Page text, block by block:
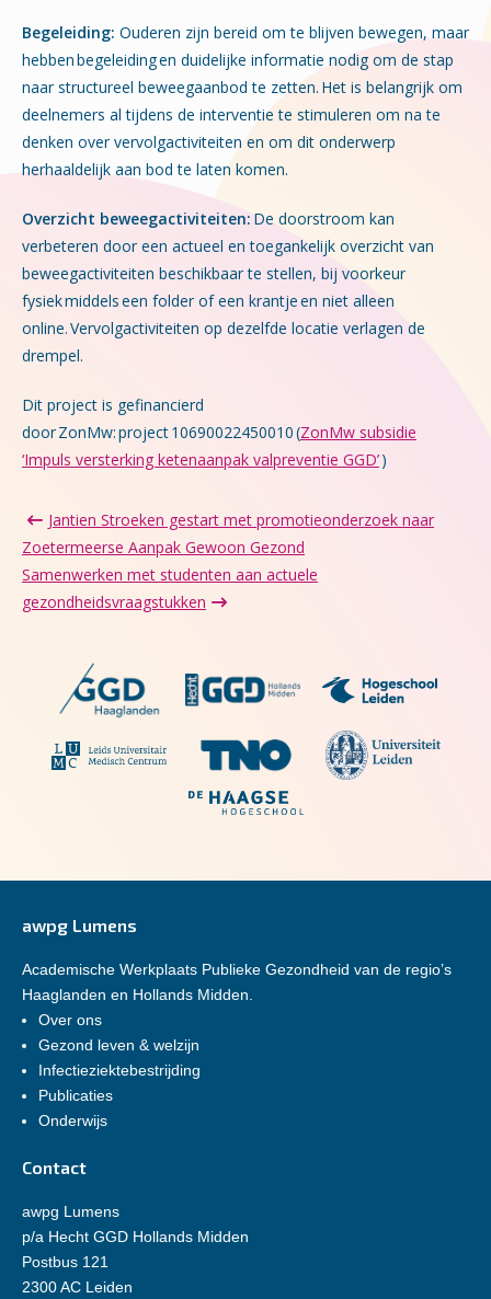
Begeleiding: Ouderen zijn bereid om te blijven bewegen, maar
hebben begeleiding en duidelijke informatie nodig om de stap
naar structureel beweegaanbod te zetten. Het is belangrijk om
deelnemers al tijdens de interventie te stimuleren om na te
denken over vervolgactiviteiten en om dit onderwerp
herhaaldelijk aan bod te laten komen.
Overzicht beweegactiviteiten: De doorstroom kan
verbeteren door een actueel en toegankelijk overzicht van
beweegactiviteiten beschikbaar te stellen, bij voorkeur
fysiek middels een folder of een krantje en niet alleen
online. Vervolgactiviteiten op dezelfde locatie verlagen de
drempel.
Dit project is gefinancierd
door ZonMw:project 10690022450010 (ZonMw subsidie
‘Impuls versterking ketenaanpak valpreventie GGD’)
Jantien Stroeken gestart met promotieonderzoek naar
Zoetermeerse Aanpak Gewoon Gezond
Samenwerken met studenten aan actuele
gezondheidsvraagstukken
awpg Lumens
Academische Werkplaats Publieke Gezondheid van de regio’s
Haaglanden en Hollands Midden.
Over ons
Gezond leven & welzijn
Infectieziektebestrijding
Publicaties
Onderwijs
Contact
awpg Lumens
p/a Hecht GGD Hollands Midden
Postbus 121
2300 AC Leiden